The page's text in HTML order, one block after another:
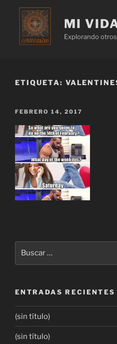
MI
Explorando
ETIQUETA:
FEBRERO 14, 2017
ENTRADAS RECIENTES
(sin título)
(sin título)